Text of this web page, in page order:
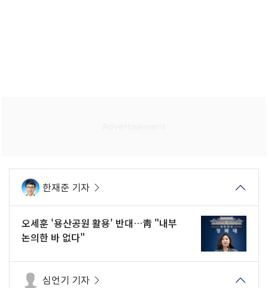
한재준 기자
오세훈 '용산공원 활용' 반대…靑 "내부
논의한 바 없다"
심언기 기자